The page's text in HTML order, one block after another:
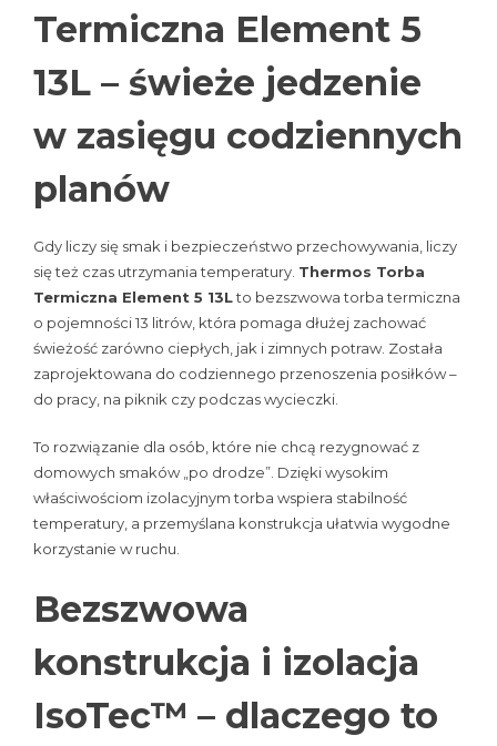
Termiczna Element 5
13L – świeże jedzenie
w zasięgu codziennych
planów
Gdy liczy się smak i bezpieczeństwo przechowywania, liczy
się też czas utrzymania temperatury. Thermos Torba
Termiczna Element 5 13Lto bezszwowa torba termiczna
o pojemności 13 litrów, która pomaga dłużej zachować
świeżość zarówno ciepłych, jak i zimnych potraw. Została
zaprojektowana do codziennego przenoszenia posiłków –
do pracy, na piknik czy podczas wycieczki.
To rozwiązanie dla osób, które nie chcą rezygnować z
domowych smaków „po drodze”. Dzięki wysokim
właściwościom izolacyjnym torba wspiera stabilność
temperatury, a przemyślana konstrukcja ułatwia wygodne
korzystanie w ruchu.
Bezszwowa
konstrukcja i izolacja
IsoTec™ – dlaczego to